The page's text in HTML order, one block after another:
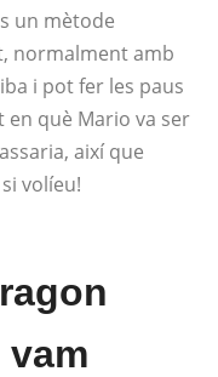
un mètode
normalment amb
i pot fer les paus
en què Mario va ser
així que
volíeu!